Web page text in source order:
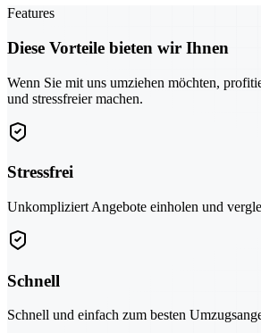
Features
Diese Vorteile bieten wir Ihnen
Wenn Sie mit uns umziehen möchten,
und stressfreier machen.
Stressfrei
Unkompliziert Angebote einholen und
Schnell
Schnell und einfach zum besten